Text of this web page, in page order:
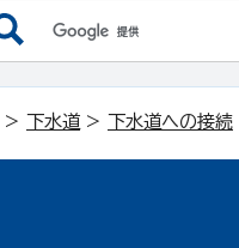
> 下水道 > 下水道への接続